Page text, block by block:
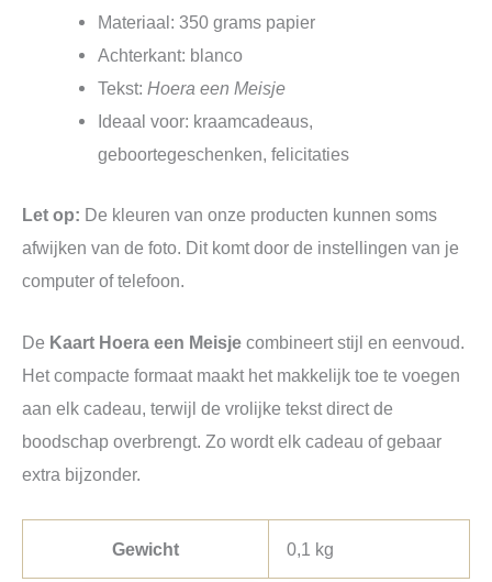
Materiaal: 350 grams papier
Achterkant: blanco
Tekst:Hoera een Meisje
Ideaal voor: kraamcadeaus,
geboortegeschenken, felicitaties
Let op: De kleuren van onze producten kunnen soms
afwijken van de foto. Dit komt door de instellingen van je
computer of telefoon.
De Kaart Hoera een Meisje combineert stijl en eenvoud.
Het compacte formaat maakt het makkelijk toe te voegen
aan elk cadeau, terwijl de vrolijke tekst direct de
boodschap overbrengt. Zo wordt elk cadeau of gebaar
extra bijzonder.
Gewicht 0,1 kg